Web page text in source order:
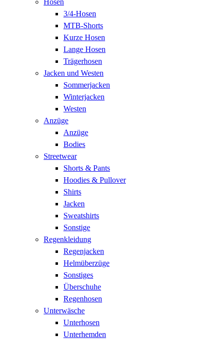
3/4-Hosen
MTB-Shorts
Kurze Hosen
Lange Hosen
Trägerhosen
Jacken und Westen
Sommerjacken
Winterjacken
Westen
Anzüge
Anzüge
Bodies
Streetwear
Shorts & Pants
Hoodies & Pullover
Shirts
Jacken
Sweatshirts
Sonstige
Regenkleidung
Regenjacken
Helmüberzüge
Sonstiges
Überschuhe
Regenhosen
Unterwäsche
Unterhosen
Unterhemden